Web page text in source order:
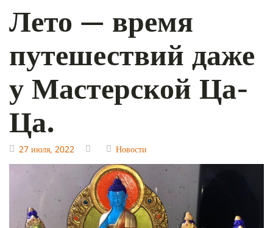
Лето — время
путешествий даже
у Мастерской Ца-
Ца.
27 июля, 2022 Новости